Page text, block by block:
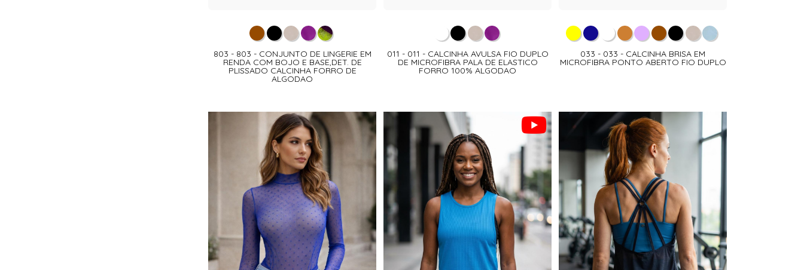
803 - 803 - CONJUNTO DE LINGERIE EM
RENDA COM BOJO E BASE,DET. DE
PLISSADO CALCINHA FORRO DE
ALGODAO
011 - 011 - CALCINHA AVULSA FIO DUPLO
DE MICROFIBRA PALA DE ELASTICO
FORRO 100% ALGODAO
033 - 033 - CALCINHA BRISA EM
MICROFIBRA PONTO ABERTO FIO DUPLO